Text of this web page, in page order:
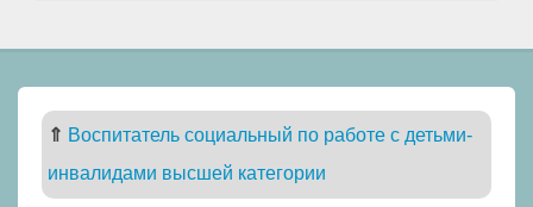
⇑ Воспитатель социальный по работе с детьми-
инвалидами высшей категории